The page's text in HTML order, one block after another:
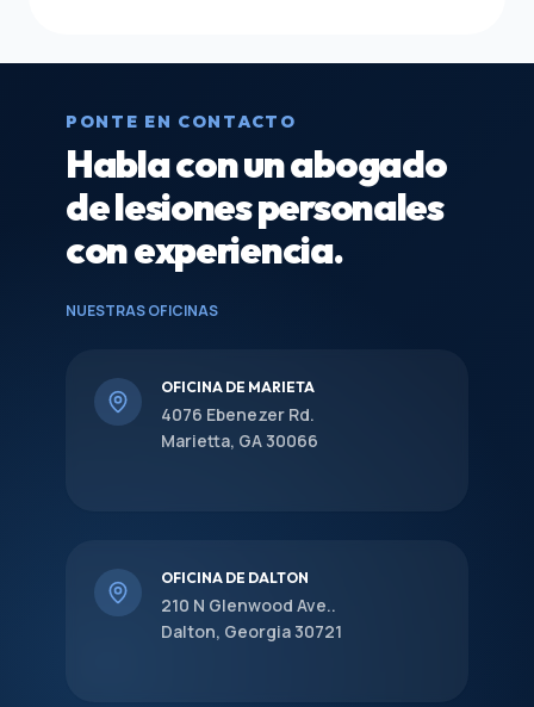
PONTE EN CONTACTO
Habla con un abogado
de lesiones personales
con experiencia.
NUESTRAS OFICINAS
OFICINA DE MARIETA
4076 Ebenezer Rd.
Marietta, GA 30066
OFICINA DE DALTON
210 N Glenwood Ave..
Dalton, Georgia 30721